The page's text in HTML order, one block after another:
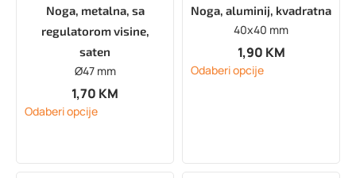
Noga, metalna, sa
regulatorom visine,
saten
Ø47 mm
1,70 KM
Odaberi opcije
Noga, aluminij, kvadratna
40x40 mm
1,90 KM
Odaberi opcije